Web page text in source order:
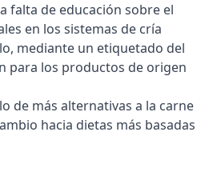
falta de educación sobre el
en los sistemas de cría
mediante un etiquetado del
para los productos de origen
de más alternativas a la carne
hacia dietas más basadas